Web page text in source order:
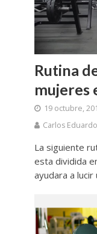
Rutina
mujeres
19 octubre,
Carlos
La siguiente
esta dividida
ayudara a